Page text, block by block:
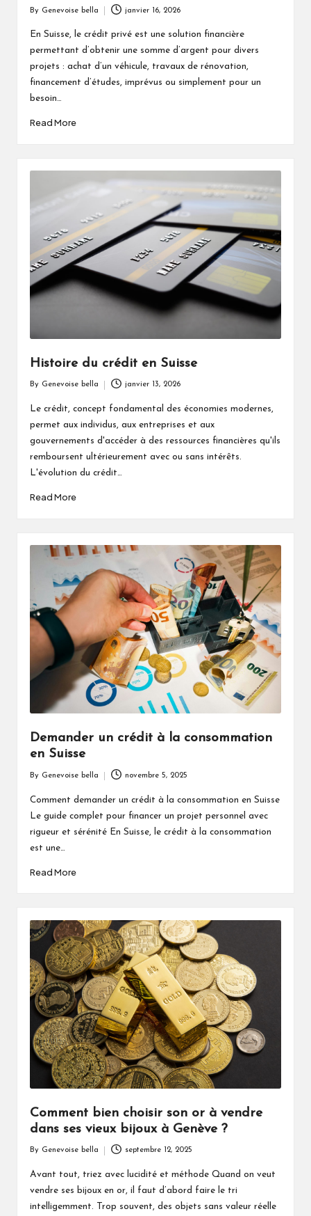
Posted
by
By Genevoise bella janvier 16, 2026
En Suisse, le crédit privé est une solution financière
permettant d’obtenir une somme d’argent pour divers
projets : achat d’un véhicule, travaux de rénovation,
financement d’études, imprévus ou simplement pour un
besoin…
Read More
Histoire du crédit en Suisse
by
By Genevoise bella janvier 13, 2026
Le crédit, concept fondamental des économies modernes,
permet aux individus, aux entreprises et aux
gouvernements d'accéder à des ressources financières qu'ils
remboursent ultérieurement avec ou sans intérêts.
L'évolution du crédit…
Read More
Demander un crédit à la consommation
en Suisse
by
By Genevoise bella novembre 5, 2025
Comment demander un crédit à la consommation en Suisse
Le guide complet pour financer un projet personnel avec
rigueur et sérénité En Suisse, le crédit à la consommation
est une…
Read More
Comment bien choisir son or à vendre
dans ses vieux bijoux à Genève ?
by
By Genevoise bella septembre 12, 2025
Avant tout, triez avec lucidité et méthode Quand on veut
vendre ses bijoux en or, il faut d’abord faire le tri
intelligemment. Trop souvent, des objets sans valeur réelle